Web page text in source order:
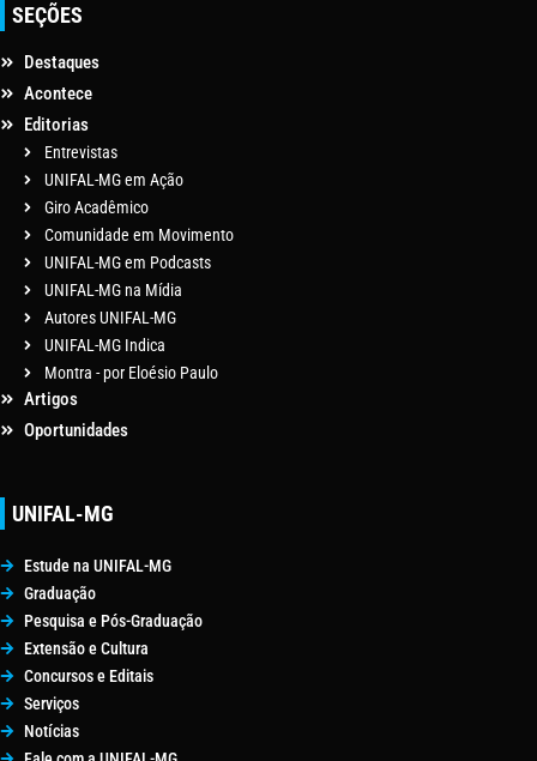
SEÇÕES
Destaques
Acontece
Editorias
Entrevistas
UNIFAL-MG em Ação
Giro Acadêmico
Comunidade em Movimento
UNIFAL-MG em Podcasts
UNIFAL-MG na Mídia
Autores UNIFAL-MG
UNIFAL-MG Indica
Montra - por Eloésio Paulo
Artigos
Oportunidades
UNIFAL-MG
Estude na UNIFAL-MG
Graduação
Pesquisa e Pós-Graduação
Extensão e Cultura
Concursos e Editais
Serviços
Notícias